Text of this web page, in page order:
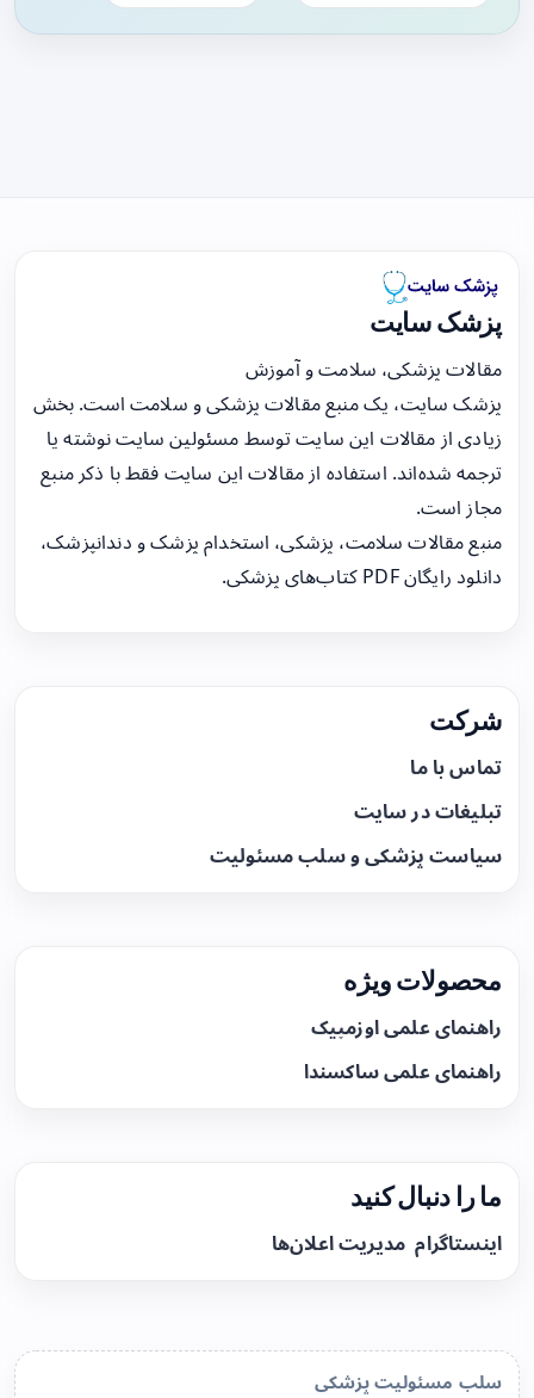
پزشک سایت
مقالات پزشکی، سلامت و آموزش
پزشک سایت، یک منبع مقالات پزشکی و سلامت است. بخش
زیادی از مقالات این سایت توسط مسئولین سایت نوشته یا
ترجمه شده‌اند. استفاده از مقالات این سایت فقط با ذکر منبع
مجاز است.
منبع مقالات سلامت، پزشکی، استخدام پزشک و دندانپزشک،
دانلود رایگان PDF کتاب‌های پزشکی.
شرکت
تماس با ما
تبلیغات در سایت
سیاست پزشکی و سلب مسئولیت
محصولات ویژه
راهنمای علمی اوزمپیک
راهنمای علمی ساکسندا
ما را دنبال کنید
اینستاگرام مدیریت اعلان‌ها
سلب مسئولیت پزشکی